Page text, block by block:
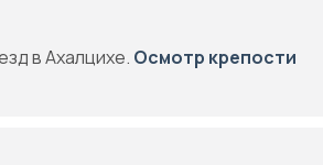
в Ахалцихе. Осмотр крепости